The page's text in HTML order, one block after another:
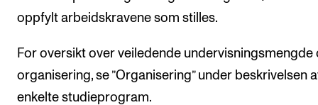
oppfylt arbeidskravene som stilles.
For oversikt over veiledende undervisningsmengde
organisering, se ”Organisering” under beskrivelsen
enkelte studieprogram.